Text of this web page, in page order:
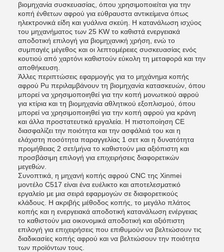
βιομηχανία συσκευασίας, όπου χρησιμοποιείται για την
κοπή ένθετων αφρού για εύθραυστα αντικείμενα όπως
ηλεκτρονικά είδη και γυάλινα σκεύη. Η κατανάλωση ισχύος
του μηχανήματος των 25 KW το καθιστά ενεργειακά
αποδοτική επιλογή για βιομηχανική χρήση, ενώ το
συμπαγές μέγεθος και οι λεπτομέρειες συσκευασίας ενός
κουτιού από χαρτόνι καθιστούν εύκολη τη μεταφορά και την
αποθήκευση.
Άλλες περιπτώσεις εφαρμογής για το μηχάνημα κοπής
αφρού Pu περιλαμβάνουν τη βιομηχανία κατασκευών, όπου
μπορεί να χρησιμοποιηθεί για την κοπή μονωτικού αφρού
για κτίρια και τη βιομηχανία αθλητικού εξοπλισμού, όπου
μπορεί να χρησιμοποιηθεί για την κοπή αφρού για κράνη
και άλλα προστατευτικά εργαλεία. Η πιστοποίηση CE
διασφαλίζει την ποιότητα και την ασφάλειά του και η
ελάχιστη ποσότητα παραγγελίας 1 σετ και η δυνατότητα
προμήθειας 2 σετ/μήνα το καθιστούν μια αξιόπιστη και
προσβάσιμη επιλογή για επιχειρήσεις διαφορετικών
μεγεθών.
Συνοπτικά, η μηχανή κοπής αφρού CNC της Xinmei
μοντέλο C517 είναι ένα ευέλικτο και αποτελεσματικό
εργαλείο με μια σειρά εφαρμογών σε διαφορετικούς
κλάδους. Η ακριβής μέθοδος κοπής, το μεγάλο πλάτος
κοπής και η ενεργειακά αποδοτική κατανάλωση ενέργειας
το καθιστούν μια οικονομικά αποδοτική και αξιόπιστη
επιλογή για επιχειρήσεις που επιθυμούν να βελτιώσουν τις
διαδικασίες κοπής αφρού και να βελτιώσουν την ποιότητα
των προϊόντων τους.